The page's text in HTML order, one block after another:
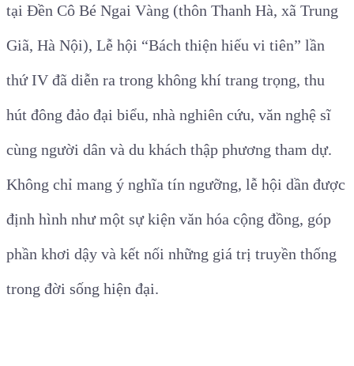
tại Đền Cô Bé Ngai Vàng (thôn Thanh Hà, xã Trung
Giã, Hà Nội), Lễ hội “Bách thiện hiếu vi tiên” lần
thứ IV đã diễn ra trong không khí trang trọng, thu
hút đông đảo đại biểu, nhà nghiên cứu, văn nghệ sĩ
cùng người dân và du khách thập phương tham dự.
Không chỉ mang ý nghĩa tín ngưỡng, lễ hội dần được
định hình như một sự kiện văn hóa cộng đồng, góp
phần khơi dậy và kết nối những giá trị truyền thống
trong đời sống hiện đại.